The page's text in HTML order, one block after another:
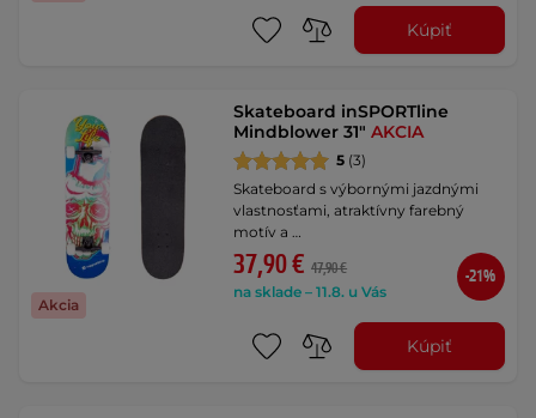
Kúpiť
Akcia
Skateboard inSPORTline
Mindblower 31"AKCIA
5 (3)
Skateboard s výbornými jazdnými
vlastnosťami, atraktívny farebný
motív a …
37,90 € 47,90 €
na sklade – 11.8. u Vás
-21%
Kúpiť